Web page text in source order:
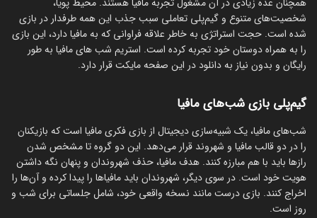
شخصیت‌های متنوع و گیم‌پلی تعاملی سبب جذب این همه طرفدار در بازی
شده است. حجت استراتژی به خاطر علاقه فراوانی که به مافیا دارد، این بازی
را به همراه دوستان خود تجربه کرده است. استریم شب های مافیا به طور
رایگان و بدون نیاز به دانلود در این صفحه مایکت قرار دارد.
گیم‌پلی بازی شب‌های مافیا
شب‌های مافیا، یک شبیه‌سازی دیجیتال از بازی فکری مافیا است که بازیکنان
را در دو قالب مافیا و شهروند قرار می‌دهد. این دو گروه تا مشخص شدن
رازها باید با هم مبارزه کنند. هدف مافیا، حذف شهروندان و پنهان نگه داشتن
هویت خود است. در سوی دیگر، شهروندان باید مافیاها را پیدا کرده و آن‌ها را
اخراج کنند. بازی درست مانند نسخه واقعی خود، شامل جلساتی برای شب و
روز است.